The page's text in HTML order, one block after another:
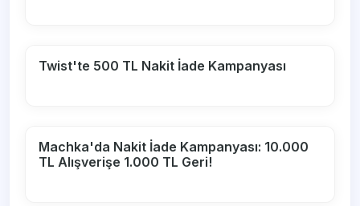
Twist'te 500 TL Nakit İade Kampanyası
Machka'da Nakit İade Kampanyası: 10.000
TL Alışverişe 1.000 TL Geri!